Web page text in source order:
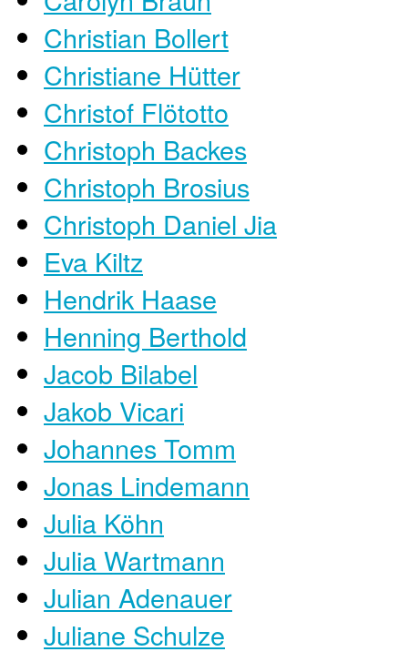
Christian Bollert
Christiane Hütter
Christof Flötotto
Christoph Backes
Christoph Brosius
Christoph Daniel Jia
Eva Kiltz
Hendrik Haase
Henning Berthold
Jacob Bilabel
Jakob Vicari
Johannes Tomm
Jonas Lindemann
Julia Köhn
Julia Wartmann
Julian Adenauer
Juliane Schulze